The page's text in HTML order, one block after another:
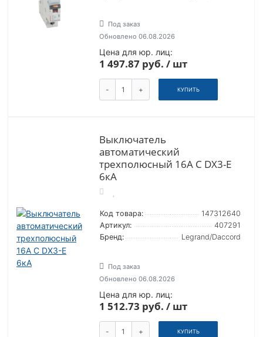
Под заказ
Обновлено 06.08.2026
Цена для юр. лиц:
1 497.87 руб. / шт
- + КУПИТЬ
Выключатель
автоматический
трехполюсный 16А C DX3-E
6кА
Код товара:
147312640
Артикул:
407291
Бренд:
Legrand/Daccord
Под заказ
Обновлено 06.08.2026
Цена для юр. лиц:
1 512.73 руб. / шт
- + КУПИТЬ